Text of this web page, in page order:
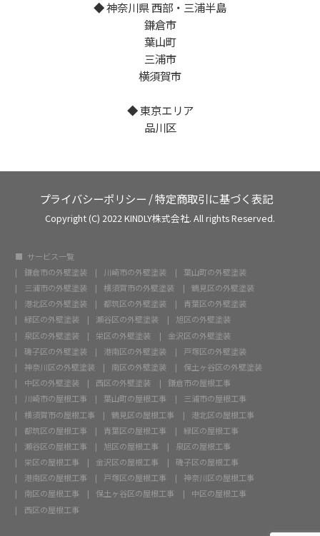
◆ 神奈川県 西部・三浦半島
鎌倉市
葉山町
三浦市
横須賀市
◆ 東京エリア
品川区
プライバシーポリシー /特定商取引に基づく表記
Copyright (C) 2022 KINDLY株式会社. All rights Reserved.
サービス一覧
鎌倉市の外壁塗装
川崎市の外壁塗装
葉山町の外壁塗装
三浦市の外壁塗装
横須賀市の外壁塗装
鶴見区の外壁塗装
港北区の外壁塗装
都筑区の外壁塗装
青葉区の外壁塗装
緑区の外壁塗装
瀬谷区の外壁塗装
旭区の外壁塗装
泉区の外壁塗装
栄区の外壁塗装
金沢区の外壁塗装
磯子区の外壁塗装
港南区の外壁塗装
戸塚区の外壁塗装
神奈川区の外壁塗装
南区の外壁塗装
保土ヶ谷区の外壁塗装
中区の外壁塗装
西区の外壁塗装
鎌倉市の屋根工事
川崎市の屋根工事
葉山町の屋根工事
三浦市の屋根工事
横須賀市の屋根工事
鶴見区の屋根工事
港北区の屋根工事
都筑区の屋根工事
青葉区の屋根工事
緑区の屋根工事
瀬谷区の屋根工事
旭区の屋根工事
泉区の屋根工事
栄区の屋根工事
金沢区の屋根工事
磯子区の屋根工事
港南区の屋根工事
戸塚区の屋根工事
神奈川区の屋根工事
南区の屋根工事
保土ヶ谷区の屋根工事
中区の屋根工事
西区の屋根工事